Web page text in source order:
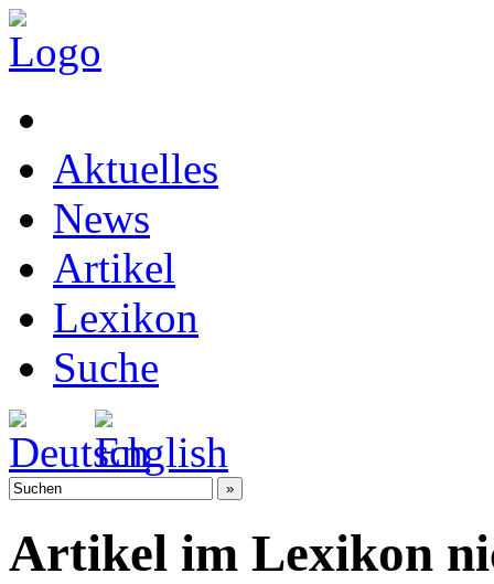
Aktuelles
News
Artikel
Lexikon
Suche
Artikel im Lexikon